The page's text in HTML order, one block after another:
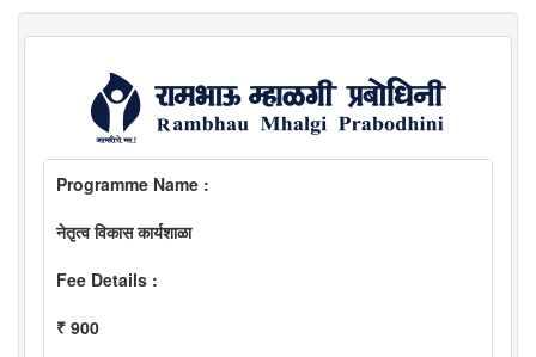
Programme Name :
नेतृत्व विकास कार्यशाळा
Fee Details :
₹ 900